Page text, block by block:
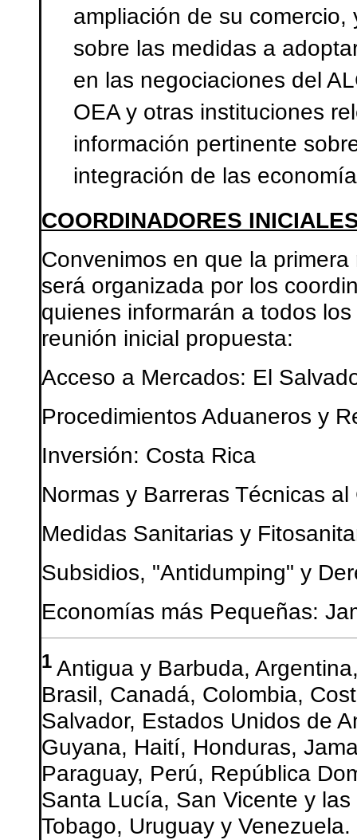
ampliación de su
sobre las medidas a
en las negociaciones del
OEA y otras instituciones
información pertinente
integración de las
COORDINADORES
Convenimos en que la
será organizada por los
quienes informarán a todos
reunión inicial propuesta:
Acceso a Mercados: El
Procedimientos Aduaneros y
Inversión: Costa Rica
Normas y Barreras Técnicas
Medidas Sanitarias y
Subsidios, "Antidumping" y
Economías más Pequeñas:
1 Antigua y Barbuda,
Brasil, Canadá, Colombia,
Salvador, Estados Unidos de
Guyana, Haití, Honduras,
Paraguay, Perú, República
Santa Lucía, San Vicente y
Tobago, Uruguay y Venezuela.